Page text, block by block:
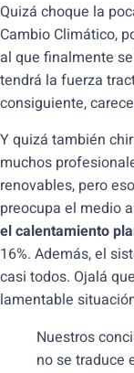
Quizá choque la
Cambio Climático,
al que finalmente
tendrá la fuerza
consiguiente,
Y quizá también
muchos
renovables, pero
preocupa el medio
el calentamiento
16%. Además, el
casi todos. Ojalá
lamentable
Nuestros
no se traduce